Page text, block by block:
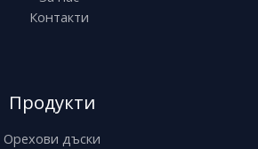
Контакти
Продукти
Орехови дъски